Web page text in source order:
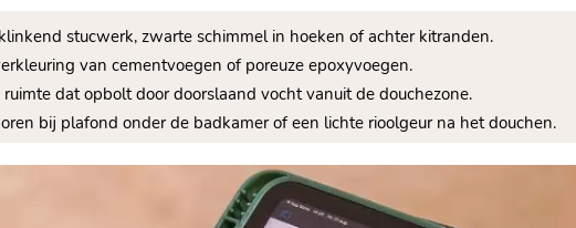
stucwerk, zwarte schimmel in hoeken of achter kitranden.
van cementvoegen of poreuze epoxyvoegen.
dat opbolt door doorslaand vocht vanuit de douchezone.
bij plafond onder de badkamer of een lichte rioolgeur na het douchen.